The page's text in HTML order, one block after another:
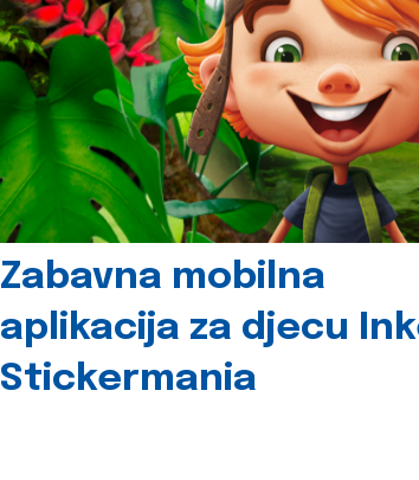
Zabavna mobilna
aplikacija za djecu
Stickermania